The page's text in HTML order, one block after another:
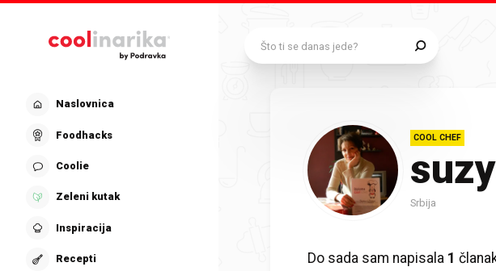
Naslovnica
Foodhacks
Coolie
Zeleni kutak
Inspiracija
Recepti
COOL CHEF
Srbija
Do sada sam napisala 1
Što ti se danas jede?